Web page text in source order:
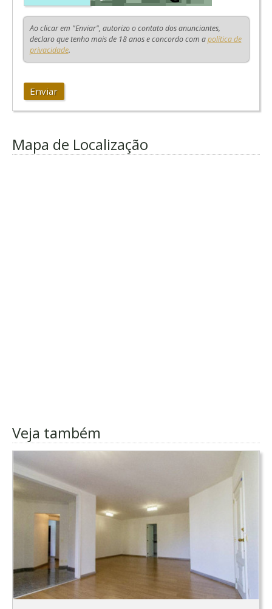
Ao clicar em "Enviar", autorizo o contato dos anunciantes,
declaro que tenho mais de 18 anos e concordo com apolítica de
privacidade.
Enviar
Mapa de Localização
Veja também